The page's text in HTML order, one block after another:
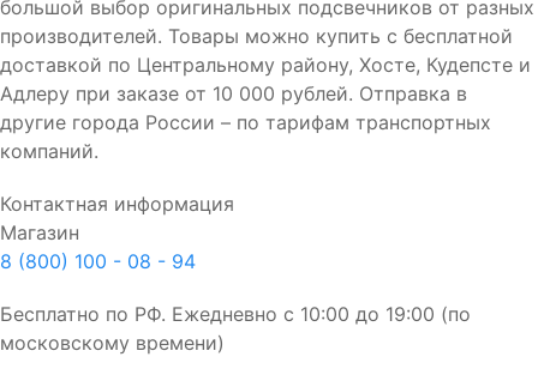
большой выбор оригинальных подсвечников от разных
производителей. Товары можно купить с бесплатной
доставкой по Центральному району, Хосте, Кудепсте и
Адлеру при заказе от 10 000 рублей. Отправка в
другие города России – по тарифам транспортных
компаний.
Контактная информация
Магазин
8 (800) 100 - 08 - 94
Бесплатно по РФ. Ежедневно с 10:00 до 19:00 (по
московскому времени)